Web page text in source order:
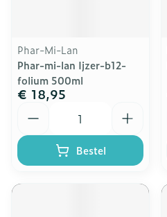
Phar-Mi-Lan
Phar-mi-lan Ijzer-b12-
folium 500ml
€ 18,95
Bestel